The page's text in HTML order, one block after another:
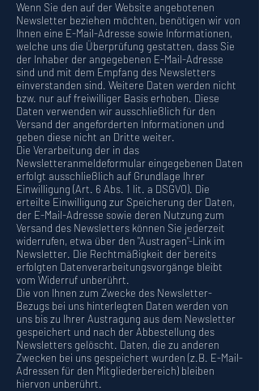
Wenn Sie den auf der Website angebotenen
Newsletter beziehen möchten, benötigen wir von
Ihnen eine E-Mail-Adresse sowie Informationen,
welche uns die Überprüfung gestatten, dass Sie
der Inhaber der angegebenen E-Mail-Adresse
sind und mit dem Empfang des Newsletters
einverstanden sind. Weitere Daten werden nicht
bzw. nur auf freiwilliger Basis erhoben. Diese
Daten verwenden wir ausschließlich für den
Versand der angeforderten Informationen und
geben diese nicht an Dritte weiter.
Die Verarbeitung der in das
Newsletteranmeldeformular eingegebenen Daten
erfolgt ausschließlich auf Grundlage Ihrer
Einwilligung (Art. 6 Abs. 1 lit. a DSGVO). Die
erteilte Einwilligung zur Speicherung der Daten,
der E-Mail-Adresse sowie deren Nutzung zum
Versand des Newsletters können Sie jederzeit
widerrufen, etwa über den "Austragen"-Link im
Newsletter. Die Rechtmäßigkeit der bereits
erfolgten Datenverarbeitungsvorgänge bleibt
vom Widerruf unberührt.
Die von Ihnen zum Zwecke des Newsletter-
Bezugs bei uns hinterlegten Daten werden von
uns bis zu Ihrer Austragung aus dem Newsletter
gespeichert und nach der Abbestellung des
Newsletters gelöscht. Daten, die zu anderen
Zwecken bei uns gespeichert wurden (z.B. E-Mail-
Adressen für den Mitgliederbereich) bleiben
hiervon unberührt.